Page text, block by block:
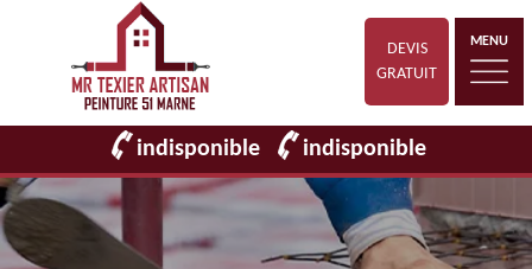
DEVIS
GRATUIT
MENU
indisponible indisponible